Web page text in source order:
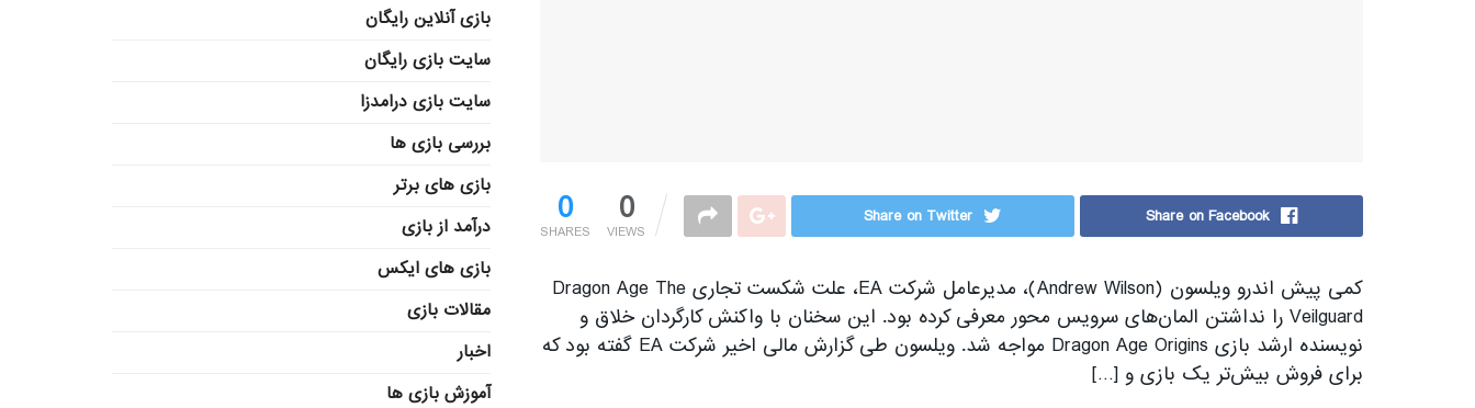
0
SHARES 0
VIEWS
Share on Facebook
Share on Twitter
کمی پیش اندرو ویلسون (Andrew Wilson)، مدیرعامل شرکت EA، علت شکست تجاری Dragon Age The
Veilguard را نداشتن المان‌های سرویس محور معرفی کرده بود. این سخنان با واکنش کارگردان خلاق و
نویسنده ارشد بازی Dragon Age Origins مواجه شد. ویلسون طی گزارش مالی اخیر شرکت EA گفته بود که
برای فروش بیش‌تر یک بازی و […]
بازی آنلاین رایگان
سایت بازی رایگان
سایت بازی درامدزا
بررسی بازی ها
بازی های برتر
درآمد از بازی
بازی های ایکس
مقالات بازی
اخبار
آموزش بازی ها